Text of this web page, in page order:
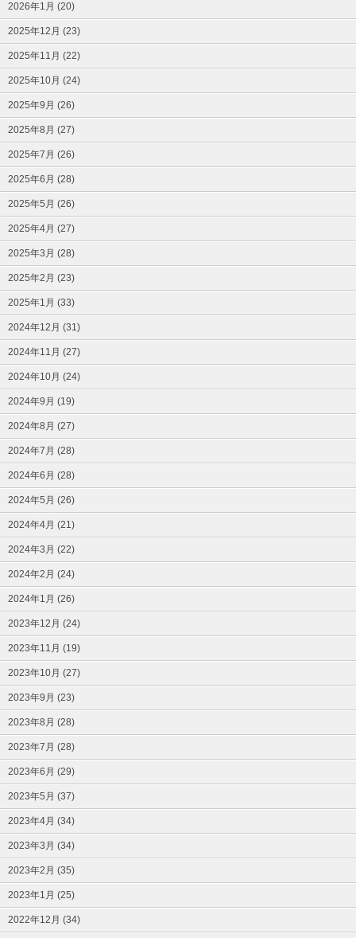
2026年1月 (20)
2025年12月 (23)
2025年11月 (22)
2025年10月 (24)
2025年9月 (26)
2025年8月 (27)
2025年7月 (26)
2025年6月 (28)
2025年5月 (26)
2025年4月 (27)
2025年3月 (28)
2025年2月 (23)
2025年1月 (33)
2024年12月 (31)
2024年11月 (27)
2024年10月 (24)
2024年9月 (19)
2024年8月 (27)
2024年7月 (28)
2024年6月 (28)
2024年5月 (26)
2024年4月 (21)
2024年3月 (22)
2024年2月 (24)
2024年1月 (26)
2023年12月 (24)
2023年11月 (19)
2023年10月 (27)
2023年9月 (23)
2023年8月 (28)
2023年7月 (28)
2023年6月 (29)
2023年5月 (37)
2023年4月 (34)
2023年3月 (34)
2023年2月 (35)
2023年1月 (25)
2022年12月 (34)